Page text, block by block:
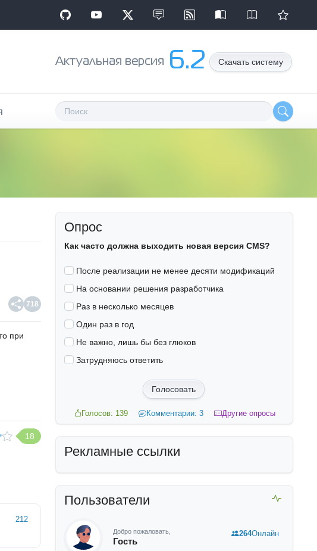
Aктуальная версия 6.2 Скачать систему
718
при
18
212
Опрос
Как часто должна выходить новая версия CMS?
После реализации не менее десяти модификаций
На основании решения разработчика
Раз в несколько месяцев
Один раз в год
Не важно, лишь бы без глюков
Затрудняюсь ответить
Голосовать
Голосов: 139 Комментарии: 3 Другие опросы
Рекламные ссылки
Пользователи
Добро пожаловать,
Гость
264Онлайн